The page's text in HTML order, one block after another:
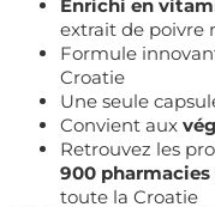
Enrichi en
extrait de poivre
Formule
Croatie
Une seule
Convient aux
Retrouvez les
900 pharmacies
toute la Croatie